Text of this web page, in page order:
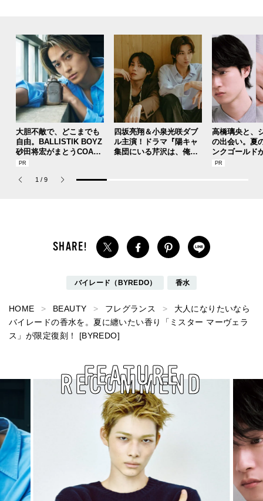
大胆不敵で、どこまでも
自由。BALLISTIK BOYZ
砂田将宏がまとうCOACH
の新作フレグランス「コ
パルファム」
四坂亮翔＆小泉光咲ダブ
ル主演！ドラマ『陽キャ
集団にいる芹沢は、俺の
高橋璃央と、
の出会い。夏
ンクゴールド
SUMMER
1 / 9
バイレード（BYREDO） 香水
HOME BEAUTY フレグランス
大人になりたいなら
バイレードの香水を。夏に纏いたい香り「ミスター マーヴェラ
ス」が限定復刻！ [BYREDO]
RECOMMEND
FEATURE